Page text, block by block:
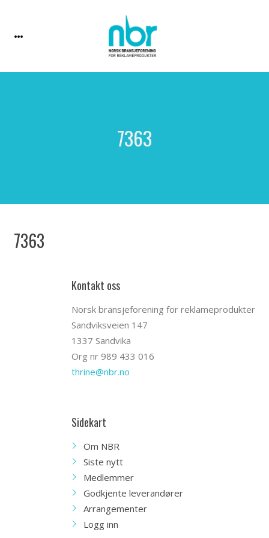
7363
7363
Kontakt oss
Norsk bransjeforening for reklameprodukter
Sandviksveien 147
1337 Sandvika
Org nr 989 433 016
thrine@nbr.no
Sidekart
Om NBR
Siste nytt
Medlemmer
Godkjente leverandører
Arrangementer
Logg inn